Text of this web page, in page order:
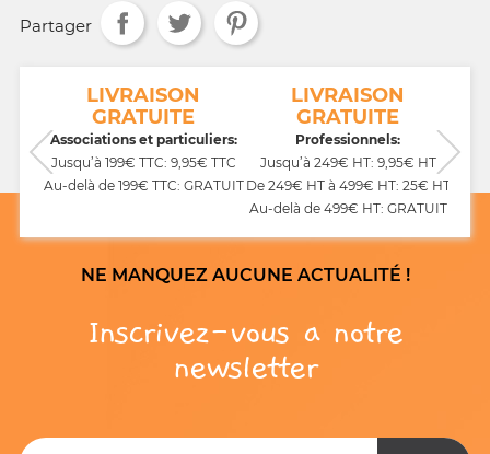
3 a 10 ans
Partager
LIVRAISON
GRATUITE
Associations et particuliers:
Jusqu’à 199€ TTC: 9,95€ TTC
Au-delà de 199€ TTC: GRATUIT
LIVRAISON
GRATUITE
Professionnels:
Jusqu’à 249€ HT: 9,95€ HT
De 249€ HT à 499€ HT: 25€ HT
Au-delà de 499€ HT: GRATUIT
NE MANQUEZ AUCUNE ACTUALITÉ !
Inscrivez-vous a notre
newsletter